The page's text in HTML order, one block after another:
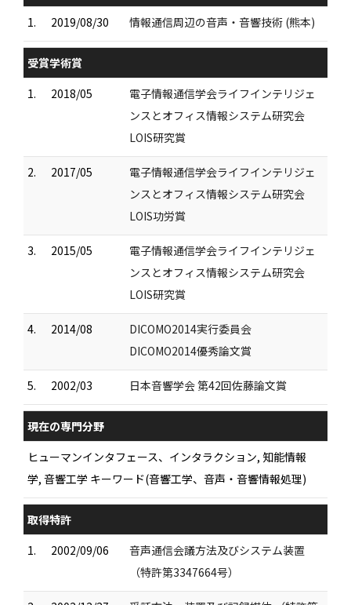
1.
2019/08/30 情報通信周辺の音声・音響技術 (熊本)
受賞学術賞
1.
2018/05
電子情報通信学会ライフインテリジェ
ンスとオフィス情報システム研究会
LOIS研究賞
2. 2017/05
電子情報通信学会ライフインテリジェ
ンスとオフィス情報システム研究会
LOIS功労賞
3. 2015/05
電子情報通信学会ライフインテリジェ
ンスとオフィス情報システム研究会
LOIS研究賞
4. 2014/08
DICOMO2014実行委員会
DICOMO2014優秀論文賞
5. 2002/03 日本音響学会 第42回佐藤論文賞
現在の専門分野
ヒューマンインタフェース、インタラクション, 知能情報
学, 音響工学 キーワード(音響工学、音声・音響情報処理)
取得特許
1.
2002/09/06
音声通信会議方法及びシステム装置
（特許第3347664号）